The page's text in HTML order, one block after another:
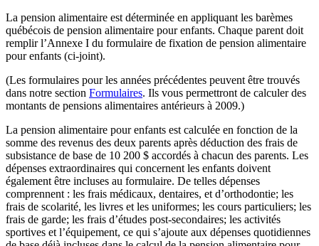
La pension alimentaire est déterminée en appliquant les barèmes
québécois de pension alimentaire pour enfants. Chaque parent doit
remplir l’Annexe I du formulaire de fixation de pension alimentaire
pour enfants (ci-joint).
(Les formulaires pour les années précédentes peuvent être trouvés
dans notre section Formulaires. Ils vous permettront de calculer des
montants de pensions alimentaires antérieurs à 2009.)
La pension alimentaire pour enfants est calculée en fonction de la
somme des revenus des deux parents après déduction des frais de
subsistance de base de 10 200 $ accordés à chacun des parents. Les
dépenses extraordinaires qui concernent les enfants doivent
également être incluses au formulaire. De telles dépenses
comprennent : les frais médicaux, dentaires, et d’orthodontie; les
frais de scolarité, les livres et les uniformes; les cours particuliers; les
frais de garde; les frais d’études post-secondaires; les activités
sportives et l’équipement, ce qui s’ajoute aux dépenses quotidiennes